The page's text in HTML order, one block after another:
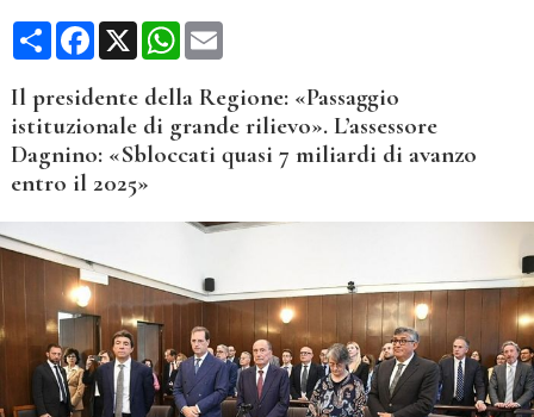
CondividiFacebook
X WhatsApp
Email
Il presidente della Regione: «Passaggio
istituzionale di grande rilievo». L’assessore
Dagnino: «Sbloccati quasi 7 miliardi di avanzo
entro il 2025»